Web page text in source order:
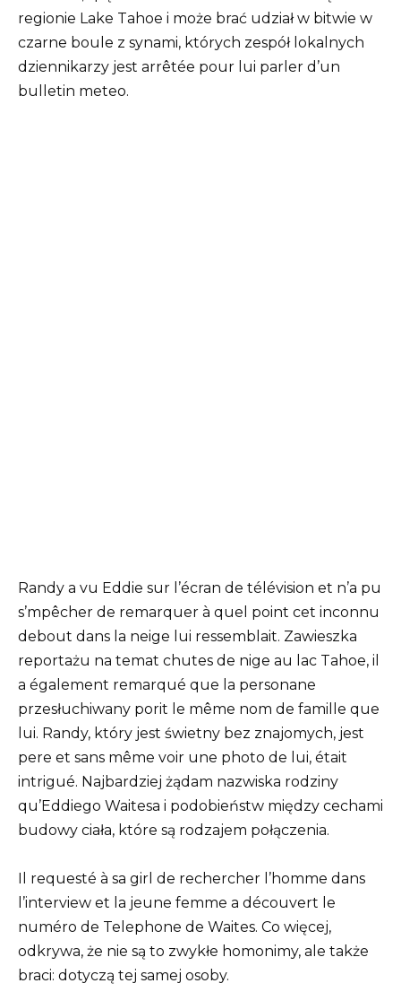
regionie Lake Tahoe i może brać udział w bitwie w
czarne boule z synami, których zespół lokalnych
dziennikarzy jest arrêtée pour lui parler d’un
bulletin meteo.
Randy a vu Eddie sur l’écran de télévision et n’a pu
s’mpêcher de remarquer à quel point cet inconnu
debout dans la neige lui ressemblait. Zawieszka
reportażu na temat chutes de nige au lac Tahoe, il
a également remarqué que la personane
przesłuchiwany porit le même nom de famille que
lui. Randy, który jest świetny bez znajomych, jest
pere et sans même voir une photo de lui, était
intrigué. Najbardziej żądam nazwiska rodziny
qu’Eddiego Waitesa i podobieństw między cechami
budowy ciała, które są rodzajem połączenia.
Il requesté à sa girl de rechercher l’homme dans
l’interview et la jeune femme a découvert le
numéro de Telephone de Waites. Co więcej,
odkrywa, że ​​nie są to zwykłe homonimy, ale także
braci: dotyczą tej samej osoby.